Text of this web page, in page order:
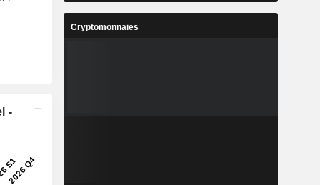
-
Cryptomonnaies